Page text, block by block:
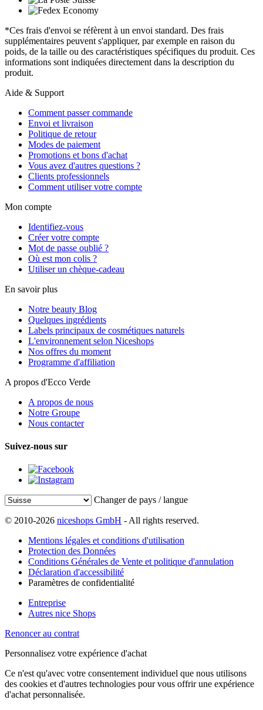
*Ces frais d'envoi se réfèrent à un envoi standard. Des frais
supplémentaires peuvent s'appliquer, par exemple en raison du
poids, de la taille ou des caractéristiques spécifiques du produit. Ces
informations sont indiquées directement dans la description du
produit.
Aide & Support
Comment passer commande
Envoi et livraison
Politique de retour
Modes de paiement
Promotions et bons d'achat
Vous avez d'autres questions ?
Clients professionnels
Comment utiliser votre compte
Mon compte
Identifiez-vous
Créer votre compte
Mot de passe oublié ?
Où est mon colis ?
Utiliser un chèque-cadeau
En savoir plus
Notre beauty Blog
Quelques ingrédients
Labels principaux de cosmétiques naturels
L'environnement selon Niceshops
Nos offres du moment
Programme d'affiliation
A propos d'Ecco Verde
A propos de nous
Notre Groupe
Nous contacter
Suivez-nous sur
Changer de pays / langue
© 2010-2026 niceshops GmbH - All rights reserved.
Mentions légales et conditions d'utilisation
Protection des Données
Conditions Générales de Vente et politique d'annulation
Déclaration d'accessibilité
Paramètres de confidentialité
Entreprise
Autres nice Shops
Renoncer au contrat
Personnalisez votre expérience d'achat
Ce n'est qu'avec votre consentement individuel que nous utilisons
des cookies et d'autres technologies pour vous offrir une expérience
d'achat personnalisée.